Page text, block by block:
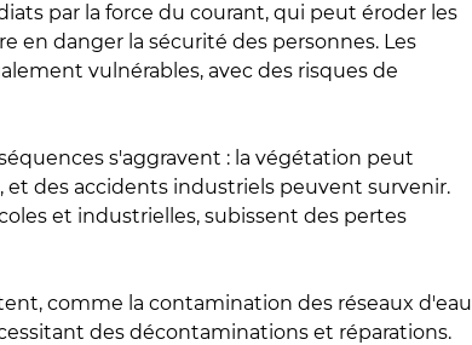
par la force du courant, qui peut éroder les
en danger la sécurité des personnes. Les
vulnérables, avec des risques de
s'aggravent : la végétation peut
des accidents industriels peuvent survenir.
et industrielles, subissent des pertes
comme la contamination des réseaux d'eau
des décontaminations et réparations.